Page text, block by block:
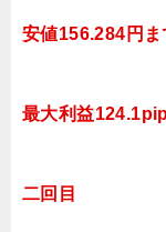
安値156.284円ま
最大利益124.1
二回目